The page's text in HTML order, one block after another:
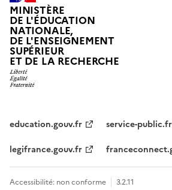
MINISTÈRE
DE L'ÉDUCATION
NATIONALE,
DE L'ENSEIGNEMENT
SUPÉRIEUR
ET DE LA RECHERCHE
education.gouv.fr
service-public.fr
legifrance.gouv.fr
Accessibilité: non conforme 3.2.11